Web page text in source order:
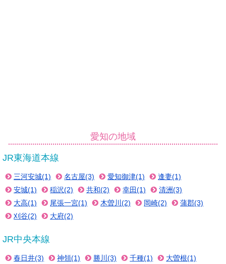
愛知の地域
JR東海道本線
三河安城(1) 名古屋(3) 愛知御津(1)
逢妻(1)
安城(1)
稲沢(2) 共和(2) 幸田(1)
清洲(3)
大高(1)
尾張一宮(1) 木曽川(2) 岡崎(2)
蒲郡(3)
刈谷(2)
大府(2)
JR中央本線
春日井(3) 神領(1) 勝川(3) 千種(1) 大曽根(1)